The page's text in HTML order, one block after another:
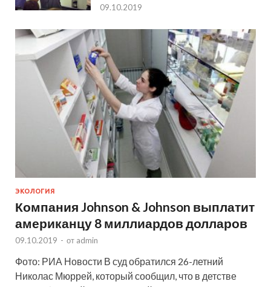
09.10.2019
ЭКОЛОГИЯ
Компания Johnson & Johnson выплатит
американцу 8 миллиардов долларов
09.10.2019 - от admin
Фото: РИА Новости В суд обратился 26-летний
Николас Мюррей, который сообщил, что в детстве